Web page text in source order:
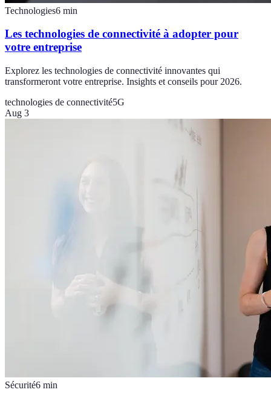
Technologies6 min
Les technologies de connectivité à adopter pour
votre entreprise
Explorez les technologies de connectivité innovantes qui
transformeront votre entreprise. Insights et conseils pour 2026.
technologies de connectivité5G
Aug 3
Sécurité6 min